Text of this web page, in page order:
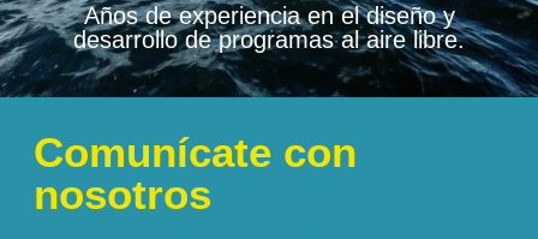
Años de experiencia en el diseño y
desarrollo de programas al aire libre.
Comunícate con
nosotros